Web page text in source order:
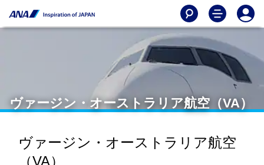
ヴァージン・オーストラリア航空（VA）
ヴァージン・オーストラリア航空
（VA）